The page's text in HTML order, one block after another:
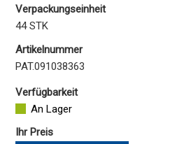
Verpackungseinheit
44 STK
Artikelnummer
PAT.091038363
Verfügbarkeit
An Lager
Ihr Preis